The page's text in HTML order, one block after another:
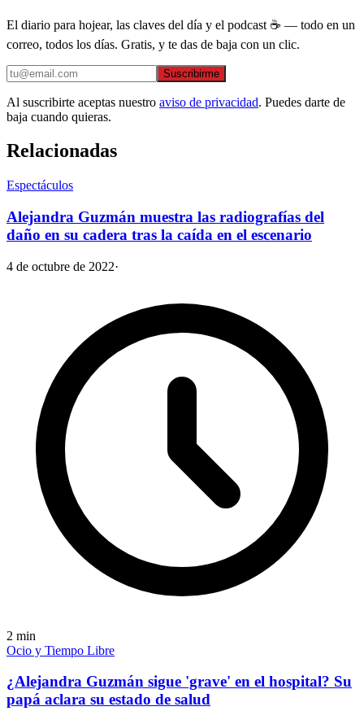
El diario para hojear, las claves del día y el podcast ☕ — todo en un
correo, todos los días. Gratis, y te das de baja con un clic.
Suscribirme
Al suscribirte aceptas nuestro aviso de privacidad. Puedes darte de
baja cuando quieras.
Relacionadas
Espectáculos
Alejandra Guzmán muestra las radiografías del
daño en su cadera tras la caída en el escenario
4 de octubre de 2022·
2 min
Ocio y Tiempo Libre
¿Alejandra Guzmán sigue 'grave' en el hospital? Su
papá aclara su estado de salud